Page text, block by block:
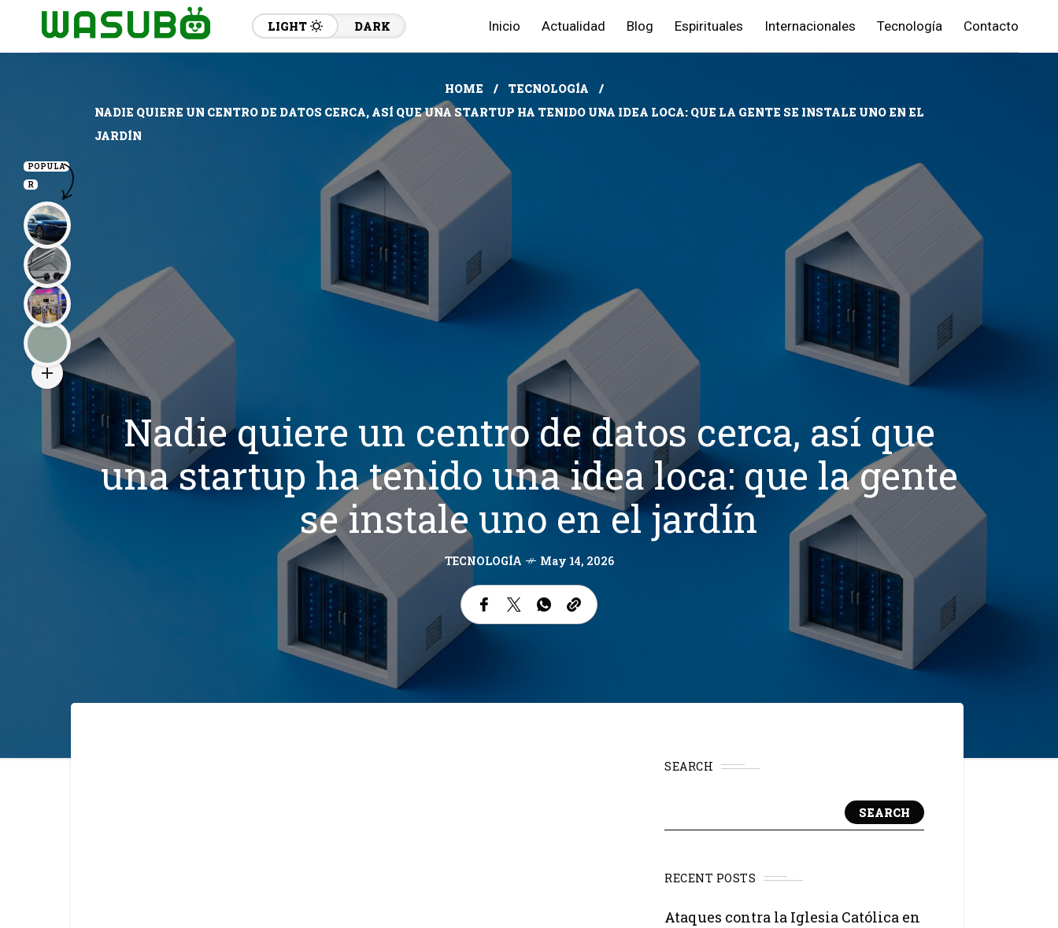
LIGHT DARK Inicio Actualidad Blog Espirituales Internacionales Tecnología Contacto
HOME
TECNOLOGÍA
NADIE QUIERE UN CENTRO DE DATOS CERCA, ASÍ QUE UNA STARTUP HA TENIDO UNA IDEA LOCA: QUE LA GENTE SE INSTALE UNO EN EL
JARDÍN
Nadie quiere un centro de datos cerca, así que
una startup ha tenido una idea loca: que la gente
se instale uno en el jardín
TECNOLOGÍA May 14, 2026
SEARCH
SEARCH
RECENT POSTS
Ataques contra la Iglesia Católica en
POPULA
R